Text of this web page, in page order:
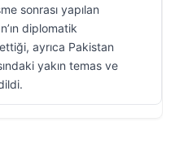
sonrası yapılan
diplomatik
ayrıca Pakistan
yakın temas ve